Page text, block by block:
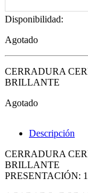
Disponibilidad:
Agotado
CERRADURA
BRILLANTE
Agotado
Descripción
CERRADURA
BRILLANTE
PRESENTACIÓN: